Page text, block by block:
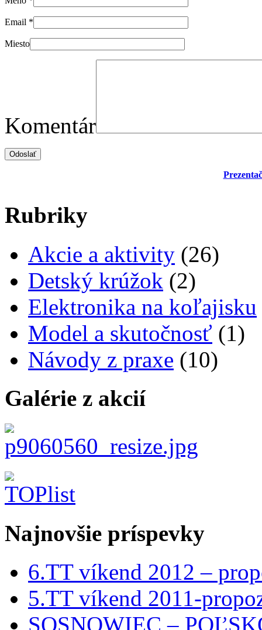
Email *
Miesto
Komentár
Rubriky
Akcie a aktivity (26)
Detský krúžok (2)
Elektronika na koľajisku
Model a skutočnosť (1)
Návody z praxe (10)
Galérie z akcií
Najnovšie príspevky
6.TT víkend 2012 –
5.TT víkend 2011-
SOSNOWIEC –